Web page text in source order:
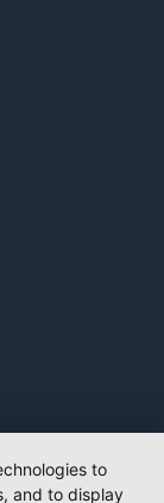
to
and to display